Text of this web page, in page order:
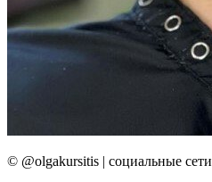
© @olgakursitis | социальные сети